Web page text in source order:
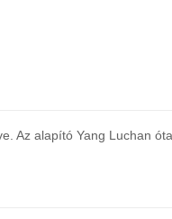
Az alapító Yang Luchan